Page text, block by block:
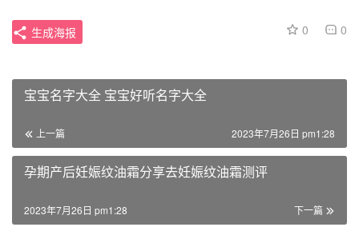
0 0
生成海报
宝宝名字大全 宝宝好听名字大全
上一篇 2023年7月26日 pm1:28
孕期产后妊娠纹油霜分享去妊娠纹油霜测评
下一篇
2023年7月26日 pm1:28